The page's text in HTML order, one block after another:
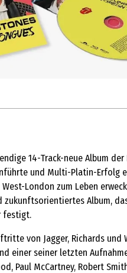
14-Track-neue Album
und Multi-Platin-Erfolg
London zum Leben
zukunftsorientiertes Album,
festigt.
von Jagger, Richards
einer seiner letzten
Paul McCartney, Robert